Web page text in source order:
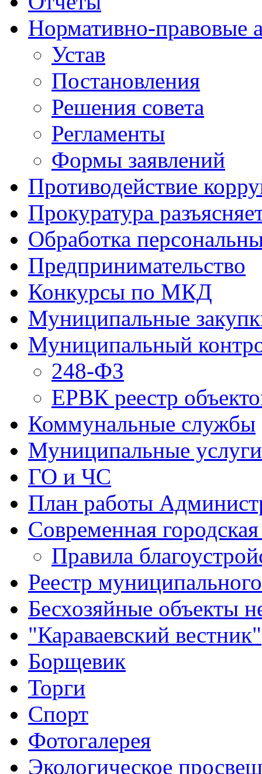
Нормативно-правовые
Устав
Постановления
Решения совета
Регламенты
Формы заявлений
Противодействие
Прокуратура
Обработка
Предпринимательство
Конкурсы по МКД
Муниципальные
Муниципальный
248-ФЗ
ЕРВК реестр
Коммунальные службы
Муниципальные услуги
ГО и ЧС
План работы
Современная городская
Правила
Реестр
Бесхозяйные объекты
"Караваевский вестник"
Борщевик
Торги
Спорт
Фотогалерея
Экологическое